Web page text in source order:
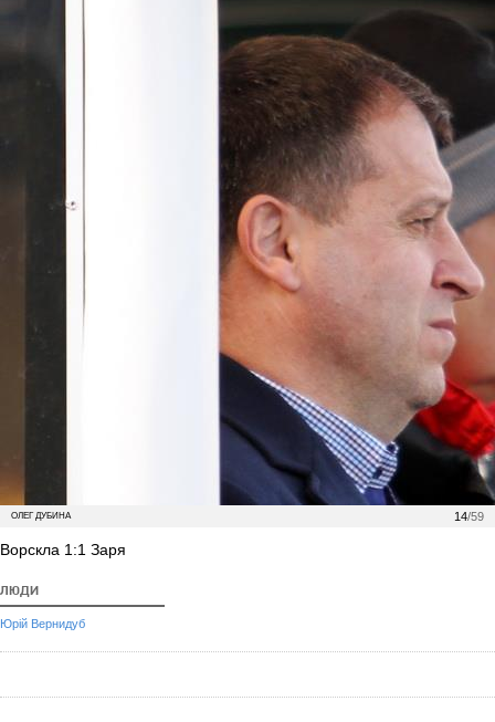
14/59
ОЛЕГ ДУБИНА
Ворскла 1:1 Заря
ЛЮДИ
Юрій Вернидуб